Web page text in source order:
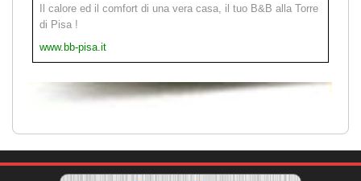
Il calore ed il comfort di una vera casa, il tuo B&B alla Torre
di Pisa !
www.bb-pisa.it